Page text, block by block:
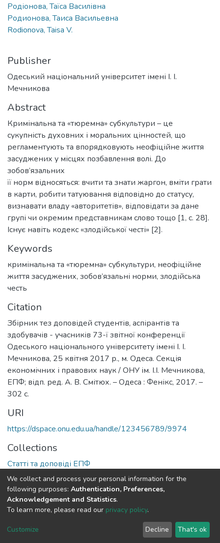
Родіонова, Таїса Василівна
Родионова, Таиса Васильевна
Rodionova, Taisa V.
Publisher
Одеський національний університет імені І. І.
Мечникова
Abstract
Кримінальна та «тюремна» субкультури – це
сукупність духовних і моральних цінностей, що
регламентують та впорядковують неофіційне життя
засуджених у місцях позбавлення волі. До
зобов’язальних
її норм відносяться: вчити та знати жаргон, вміти грати
в карти, робити татуювання відповідно до статусу,
визнавати владу «авторитетів», відповідати за дане
групі чи окремим представникам слово тощо [1, с. 28].
Існує навіть кодекс «злодійської честі» [2].
Keywords
кримінальна та «тюремна» субкультури, неофіційне
життя засуджених, зобов’язальні норми, злодійська
честь
Citation
Збірник тез доповідей студентів, аспірантів та
здобувачів - учасників 73-ї звітної конференції
Одеського національного університету імені І. І.
Мечникова, 25 квітня 2017 р., м. Одеса. Секція
економічних і правових наук / ОНУ ім. І.І. Мечникова,
ЕПФ; відп. ред. А. В. Смітюх. – Одеса : Фенікс, 2017. –
302 с.
URI
https://dspace.onu.edu.ua/handle/123456789/9974
Collections
Статті та доповіді ЕПФ
Full item page
DSpace software copyright © 2009-2026
Cookie
End User
Agreement
Send
Feedback
We collect and process your personal information for the
following purposes: Authentication, Preferences,
Acknowledgement and Statistics.
To learn more, please read our privacy policy.
Customize Decline That's ok